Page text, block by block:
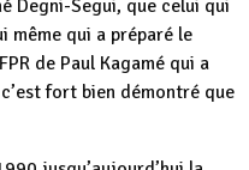
Degni-Segui, que celui qui
même qui a préparé le
de Paul Kagamé qui a
fort bien démontré que